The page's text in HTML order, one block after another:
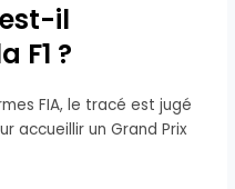
il
F1 ?
FIA, le tracé est jugé
accueillir un Grand Prix